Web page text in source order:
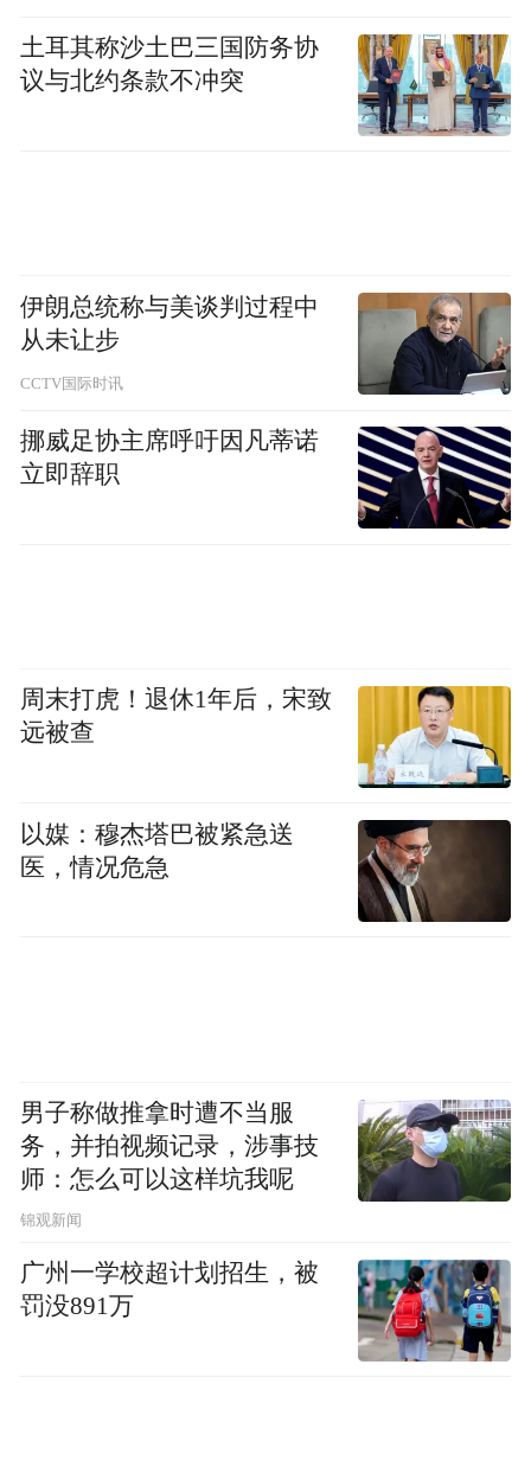
土耳其称沙土巴三国防务协
议与北约条款不冲突
伊朗总统称与美谈判过程中
从未让步
CCTV国际时讯
挪威足协主席呼吁因凡蒂诺
立即辞职
周末打虎！退休1年后，宋致
远被查
以媒：穆杰塔巴被紧急送
医，情况危急
男子称做推拿时遭不当服
务，并拍视频记录，涉事技
师：怎么可以这样坑我呢
锦观新闻
广州一学校超计划招生，被
罚没891万